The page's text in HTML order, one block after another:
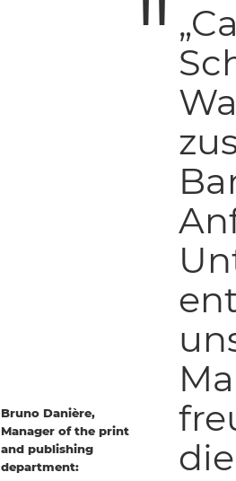
Bruno Danière,
Manager of the print
and publishing
department: